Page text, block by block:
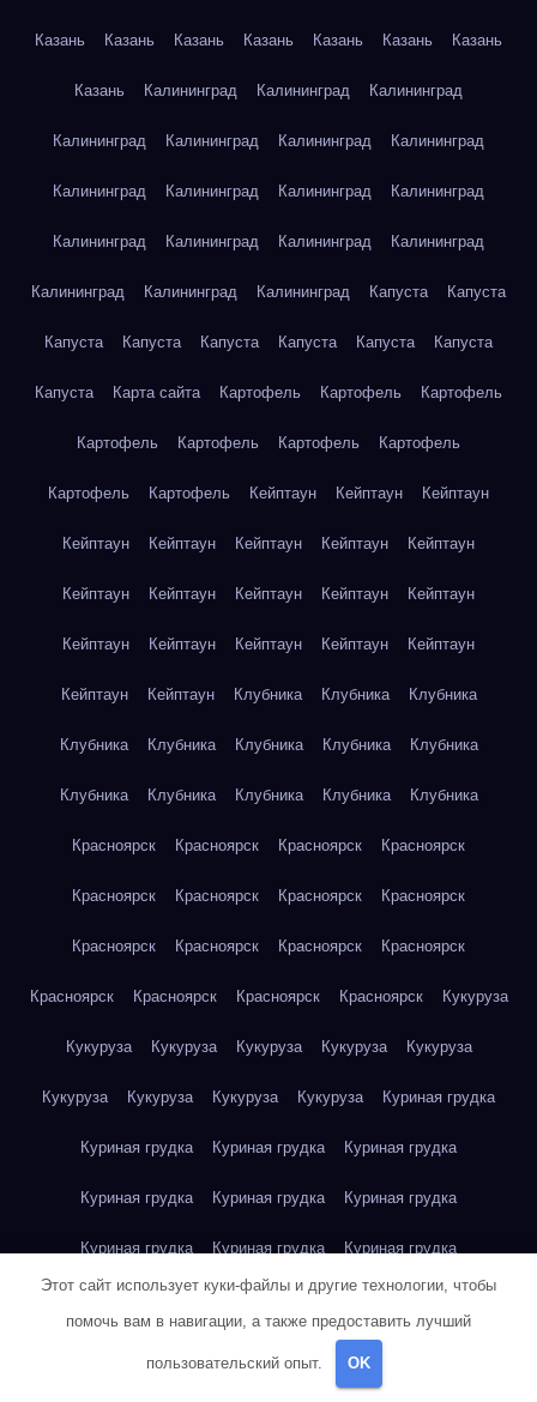
Казань Казань Казань Казань Казань Казань Казань
Казань Калининград Калининград Калининград
Калининград Калининград Калининград Калининград
Калининград Калининград Калининград Калининград
Калининград Калининград Калининград Калининград
Калининград Калининград Калининград Капуста Капуста
Капуста Капуста Капуста Капуста Капуста Капуста
Капуста Карта сайта Картофель Картофель Картофель
Картофель Картофель Картофель Картофель
Картофель Картофель Кейптаун Кейптаун Кейптаун
Кейптаун Кейптаун Кейптаун Кейптаун Кейптаун
Кейптаун Кейптаун Кейптаун Кейптаун Кейптаун
Кейптаун Кейптаун Кейптаун Кейптаун Кейптаун
Кейптаун Кейптаун Клубника Клубника Клубника
Клубника Клубника Клубника Клубника Клубника
Клубника Клубника Клубника Клубника Клубника
Красноярск Красноярск Красноярск Красноярск
Красноярск Красноярск Красноярск Красноярск
Красноярск Красноярск Красноярск Красноярск
Красноярск Красноярск Красноярск Красноярск Кукуруза
Кукуруза Кукуруза Кукуруза Кукуруза Кукуруза
Кукуруза Кукуруза Кукуруза Кукуруза Куриная грудка
Куриная грудка Куриная грудка Куриная грудка
Куриная грудка Куриная грудка Куриная грудка
Куриная грудка Куриная грудка Куриная грудка
Куриное яйцо Куриное яйцо Куриное яйцо
Куриное яйцо
Этот сайт использует куки-файлы и другие технологии, чтобы
помочь вам в навигации, а также предоставить лучший
пользовательский опыт. OK